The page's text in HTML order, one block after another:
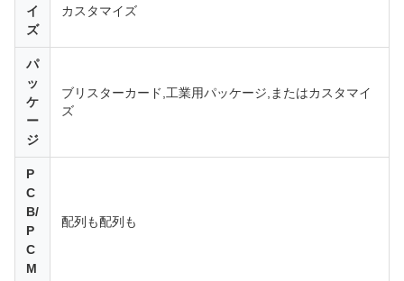
イ
ズ
カスタマイズ
パ
ッ
ケ
ー
ジ
ブリスターカード,工業用パッケージ,またはカスタマイ
ズ
P
C
B/
P
C
M
配列も配列も